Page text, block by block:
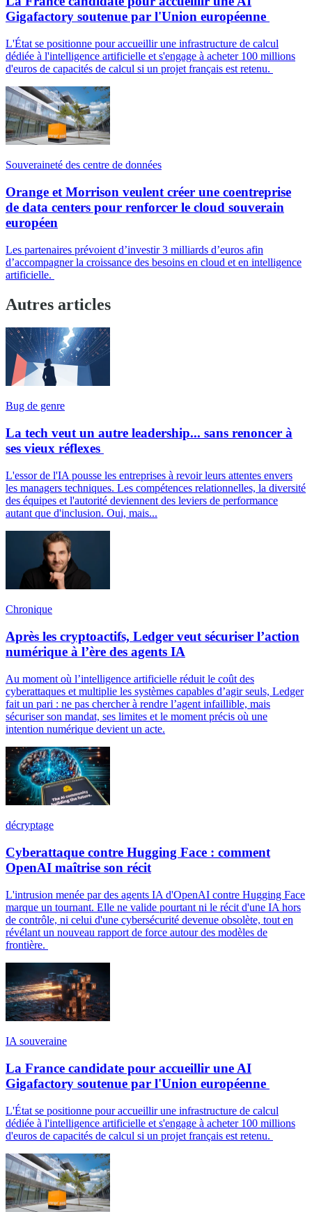
Gigafactory soutenue par l'Union européenne
L'État se positionne pour accueillir une infrastructure de calcul
dédiée à l'intelligence artificielle et s'engage à acheter 100 millions
d'euros de capacités de calcul si un projet français est retenu.
Souveraineté des centre de données
Orange et Morrison veulent créer une coentreprise
de data centers pour renforcer le cloud souverain
européen
Les partenaires prévoient d’investir 3 milliards d’euros afin
d’accompagner la croissance des besoins en cloud et en intelligence
artificielle.
Autres articles
Bug de genre
La tech veut un autre leadership... sans renoncer à
ses vieux réflexes
L'essor de l'IA pousse les entreprises à revoir leurs attentes envers
les managers techniques. Les compétences relationnelles, la diversité
des équipes et l'autorité deviennent des leviers de performance
autant que d'inclusion. Oui, mais...
Chronique
Après les cryptoactifs, Ledger veut sécuriser l’action
numérique à l’ère des agents IA
Au moment où l’intelligence artificielle réduit le coût des
cyberattaques et multiplie les systèmes capables d’agir seuls, Ledger
fait un pari : ne pas chercher à rendre l’agent infaillible, mais
sécuriser son mandat, ses limites et le moment précis où une
intention numérique devient un acte.
décryptage
Cyberattaque contre Hugging Face : comment
OpenAI maîtrise son récit
L'intrusion menée par des agents IA d'OpenAI contre Hugging Face
marque un tournant. Elle ne valide pourtant ni le récit d'une IA hors
de contrôle, ni celui d'une cybersécurité devenue obsolète, tout en
révélant un nouveau rapport de force autour des modèles de
frontière.
IA souveraine
La France candidate pour accueillir une AI
Gigafactory soutenue par l'Union européenne
L'État se positionne pour accueillir une infrastructure de calcul
dédiée à l'intelligence artificielle et s'engage à acheter 100 millions
d'euros de capacités de calcul si un projet français est retenu.